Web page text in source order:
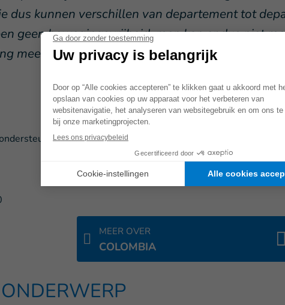
dus kunnen verschillen van departement tot
geen bewegingsvrijheid, men kan er dus niet
meer dan welkom zijn. In november zullen we
en revalidatieherapie verlenen aan de slachtoffers
MEER OVER
COLOMBIA